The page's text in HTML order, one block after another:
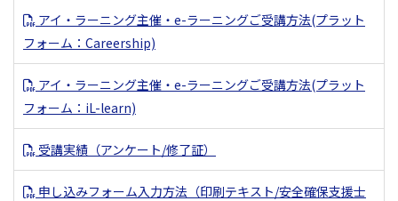
アイ・ラーニング主催・e-ラーニングご受講方法(プラット
フォーム：Careership)
アイ・ラーニング主催・e-ラーニングご受講方法(プラット
フォーム：iL-learn)
受講実績（アンケート/修了証）
申し込みフォーム入力方法（印刷テキスト/安全確保支援士